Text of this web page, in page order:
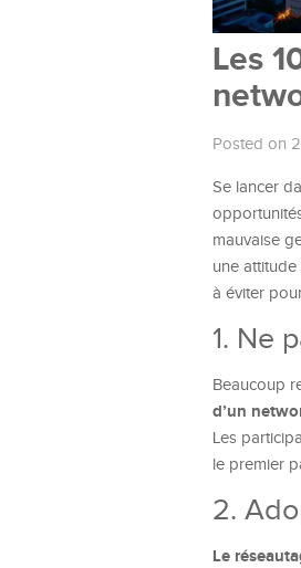
Les
Posted on
Se lancer
mauvaise
une
à éviter
1. Ne
Beaucoup
d’un
Les
le premier
2.
Le